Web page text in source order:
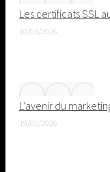
Les certificats SSL
10/03/2026
L’avenir du
19/02/2026